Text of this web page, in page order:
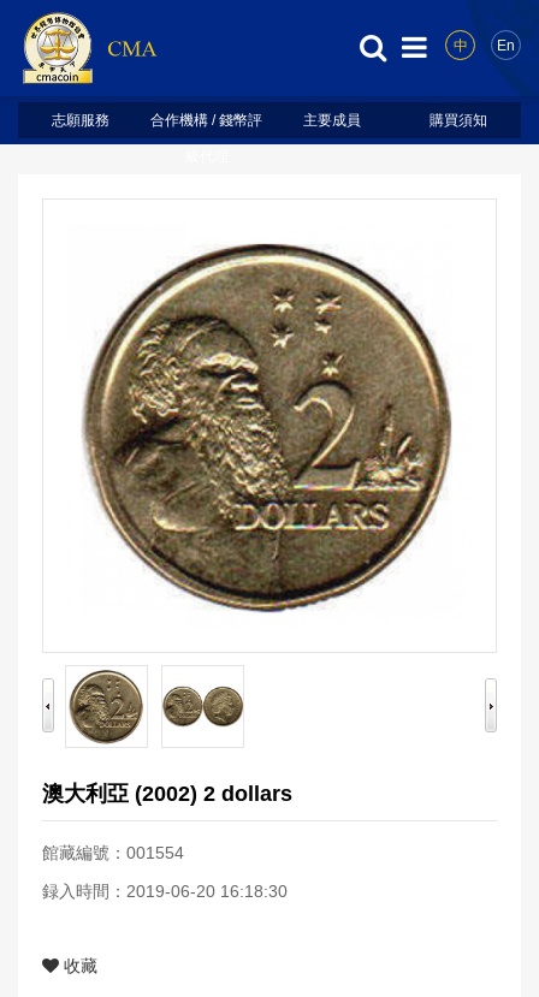
中 En
志願服務 合作機構 / 錢幣評 主要成員 購買須知
澳大利亞 (2002) 2 dollars
館藏編號：001554
録入時間：2019-06-20 16:18:30
收藏